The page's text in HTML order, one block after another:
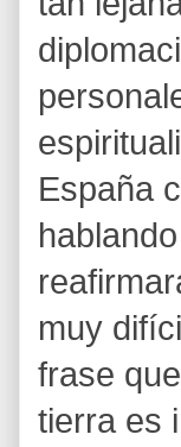
España
muy
frase
tierra es